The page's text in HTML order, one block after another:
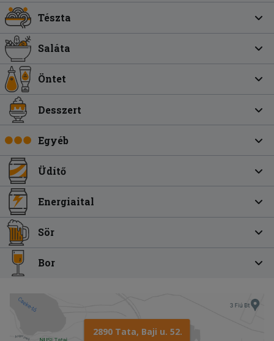
Tészta
Saláta
Öntet
Desszert
Egyéb
Üdítő
Energiaital
Sör
Bor
2890 Tata, Baji u. 52.